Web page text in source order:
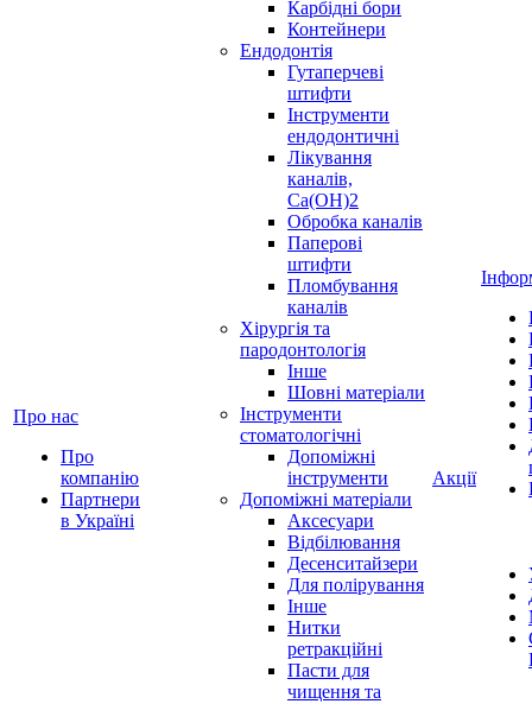
Про нас
Про
компанію
Партнери
в Україні
Карбідні бори
Контейнери
Ендодонтія
Гутаперчеві
штифти
Інструменти
ендодонтичні
Лікування
каналів,
Ca(OH)2
Обробка каналів
Паперові
штифти
Пломбування
каналів
Хірургія та
пародонтологія
Інше
Шовні матеріали
Інструменти
стоматологічні
Допоміжні
інструменти
Допоміжні матеріали
Аксесуари
Відбілювання
Десенситайзери
Для полірування
Інше
Нитки
ретракційні
Пасти для
чищення та
Акції